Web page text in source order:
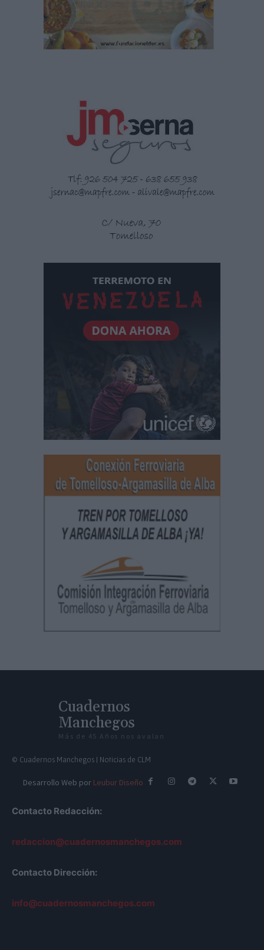
Cuadernos
Manchegos
Más de 45 Años nos avalan
© Cuadernos Manchegos | Noticias de CLM
Desarrollo Web por Leubur Diseño
Contacto Redacción:
redaccion@cuadernosmanchegos.com
Contacto Dirección:
info@cuadernosmanchegos.com